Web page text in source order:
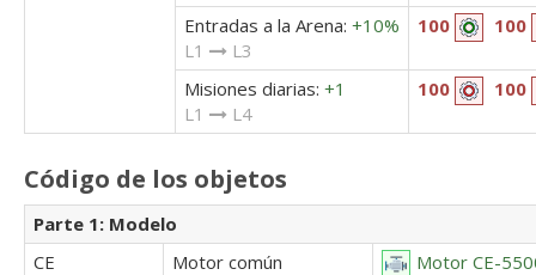
Entradas a la Arena: +10%
L1
L3
100 100
Misiones diarias: +1
L1
L4
100 100
Código de los objetos
Parte 1: Modelo
CE
Motor común
Motor CE-